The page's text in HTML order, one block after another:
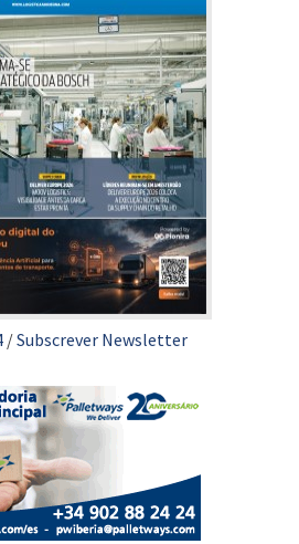
/Subscrever Newsletter